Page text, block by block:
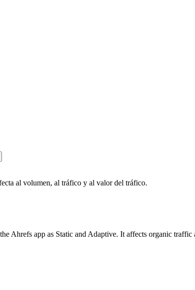
al volumen, al tráfico y al valor del tráfico.
Ahrefs app as Static and Adaptive. It affects organic traffic